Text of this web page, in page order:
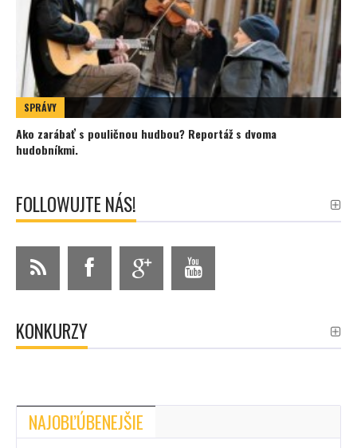
SPRÁVY
Ako zarábať s pouličnou hudbou? Reportáž s dvoma
hudobníkmi.
FOLLOWUJTE NÁS!
KONKURZY
NAJOBĽÚBENEJŠIE